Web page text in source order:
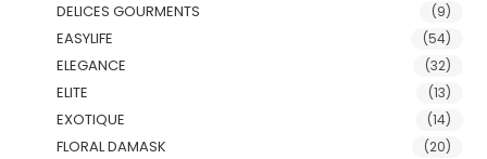
DELICES GOURMENTS (9)
EASYLIFE (54)
ELEGANCE (32)
ELITE (13)
EXOTIQUE (14)
FLORAL DAMASK (20)